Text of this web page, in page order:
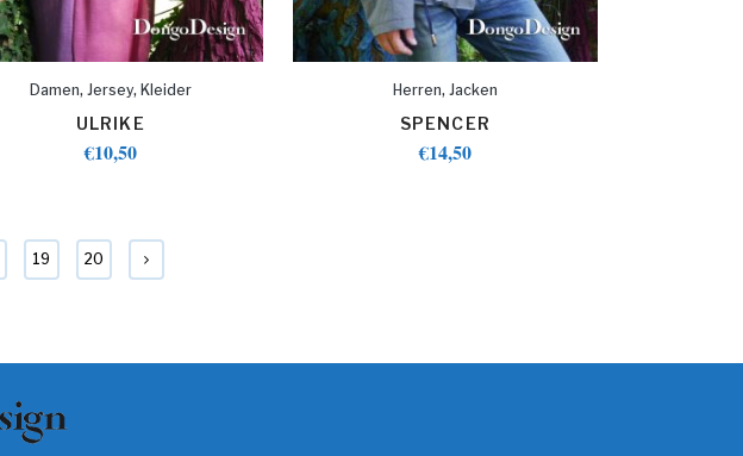
Damen, Jersey, Kleider
ULRIKE
€10,50
Herren, Jacken
SPENCER
€14,50
19 20